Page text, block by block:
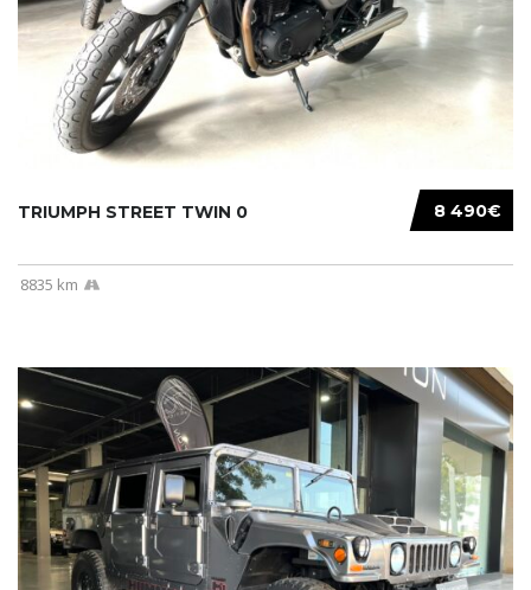
8 490€
TRIUMPH STREET TWIN 0
8835 km